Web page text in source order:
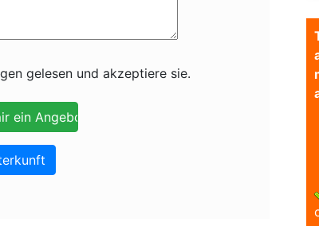
gelesen und akzeptiere sie.